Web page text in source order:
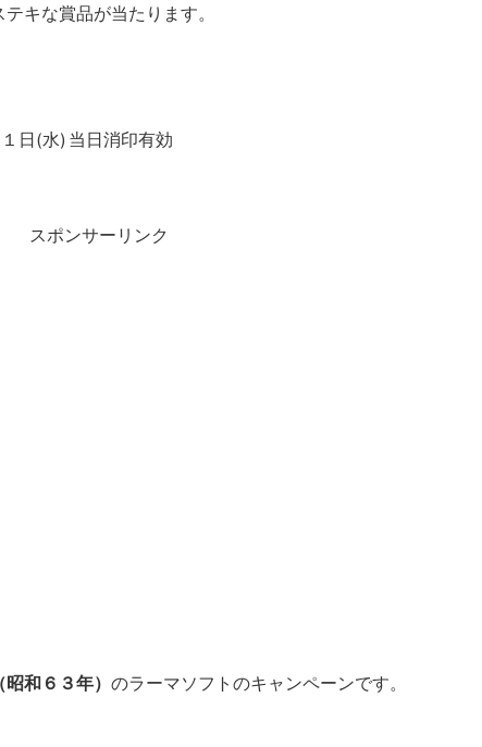
キな賞品が当たります。
日(水) 当日消印有効
スポンサーリンク
和６３年） のラーマソフトのキャンペーンです。